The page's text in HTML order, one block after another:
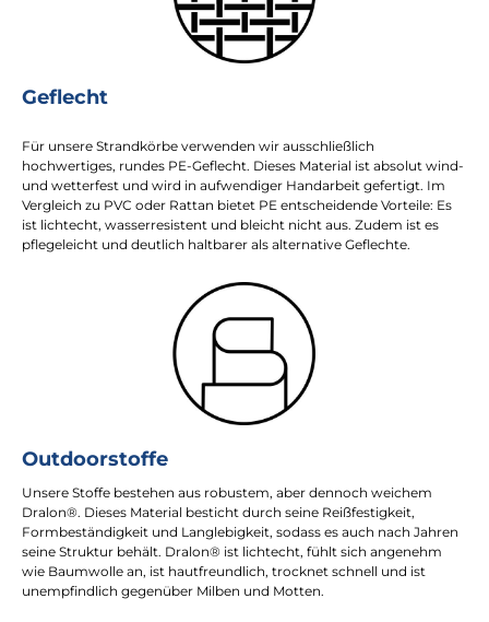
Geflecht
Für unsere Strandkörbe verwenden wir ausschließlich
hochwertiges, rundes PE-Geflecht. Dieses Material ist absolut wind-
und wetterfest und wird in aufwendiger Handarbeit gefertigt. Im
Vergleich zu PVC oder Rattan bietet PE entscheidende Vorteile: Es
ist lichtecht, wasserresistent und bleicht nicht aus. Zudem ist es
pflegeleicht und deutlich haltbarer als alternative Geflechte.
Outdoorstoffe
Unsere Stoffe bestehen aus robustem, aber dennoch weichem
Dralon®. Dieses Material besticht durch seine Reißfestigkeit,
Formbeständigkeit und Langlebigkeit, sodass es auch nach Jahren
seine Struktur behält. Dralon® ist lichtecht, fühlt sich angenehm
wie Baumwolle an, ist hautfreundlich, trocknet schnell und ist
unempfindlich gegenüber Milben und Motten.